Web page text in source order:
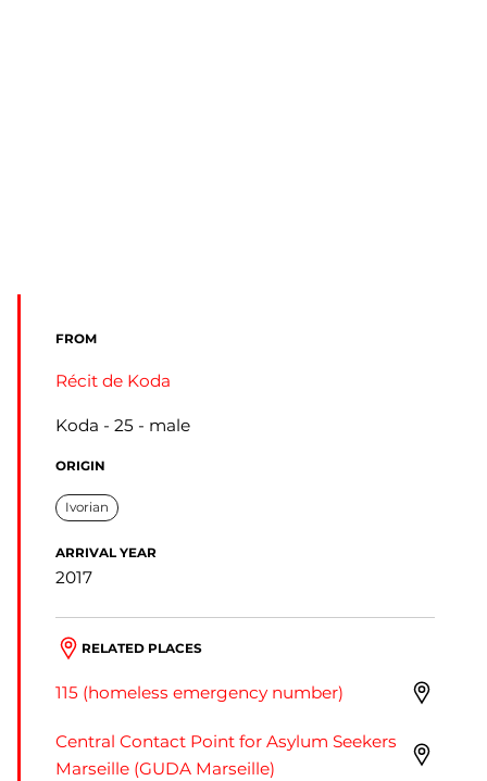
FROM
Récit de Koda
Koda 25 male
ORIGIN
Ivorian
ARRIVAL YEAR
2017
RELATED PLACES
115 (homeless emergency number)
Central Contact Point for Asylum Seekers
Marseille (GUDA Marseille)